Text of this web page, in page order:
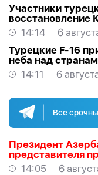
Участники
восстановление
коридор
14:14
6
Турецкие F-16
неба над
14:11
6
Все
Президент
представителя
14:05
6